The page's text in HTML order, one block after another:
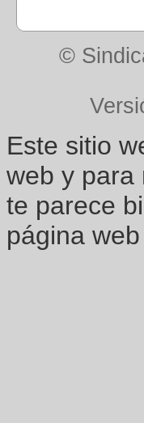
©
Este sitio
web y para
te parece
página